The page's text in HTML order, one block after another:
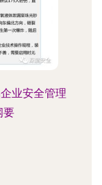
业安全管理
要